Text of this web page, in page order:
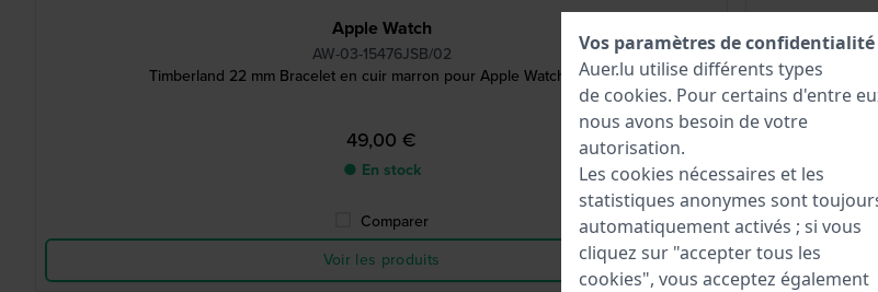
Apple Watch
AW-03-15476JSB/02
Timberland 22 mm Bracelet en cuir marron pour Apple Watch taille 2
49,00 €
● En stock
Comparer
Voir les produits
Full
Vos paramètres de confidentialité
Auer.lu utilise différents types
de cookies. Pour certains d'entre
nous avons besoin de votre
autorisation.
Les cookies nécessaires et les
statistiques anonymes sont
automatiquement activés ; si vous
cliquez sur "accepter tous les
cookies", vous acceptez également